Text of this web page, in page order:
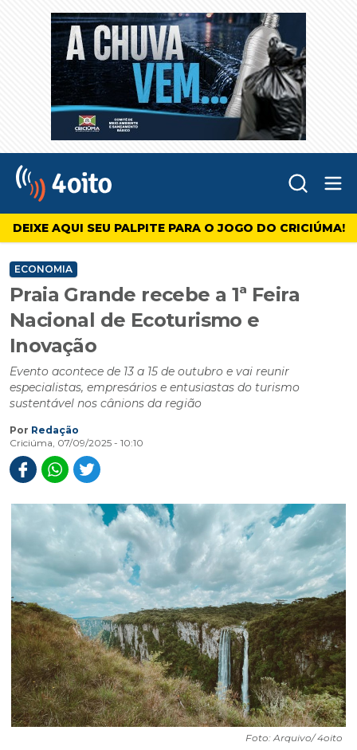
4oito
DEIXE AQUI SEU PALPITE PARA O JOGO DO CRICIÚMA!
ECONOMIA
Praia Grande recebe a 1ª Feira
Nacional de Ecoturismo e
Inovação
Evento acontece de 13 a 15 de outubro e vai reunir
especialistas, empresários e entusiastas do turismo
sustentável nos cânions da região
Por Redação
Criciúma, 07/09/2025 - 10:10
Foto: Arquivo/ 4oito